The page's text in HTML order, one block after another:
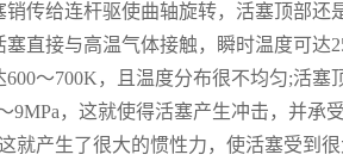
给连杆驱使曲轴旋转，活塞顶部还
直接与高温气体接触，瞬时温度可达
～700K，且温度分布很不均匀;活
9MPa，这就使得活塞产生冲击，并承
就产生了很大的惯性力，使活塞受到